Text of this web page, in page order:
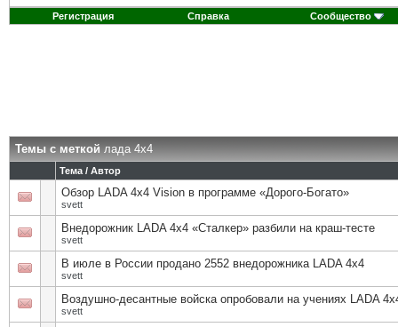
Регистрация Справка Сообщество
Темы с меткойлада 4х4
Тема / Автор
Обзор LADA 4x4 Vision в программе «Дорого-Богато»
svett
Внедорожник LADA 4х4 «Сталкер» разбили на краш-тесте
svett
В июле в России продано 2552 внедорожника LADA 4х4
svett
Воздушно-десантные войска опробовали на учениях LADA
svett